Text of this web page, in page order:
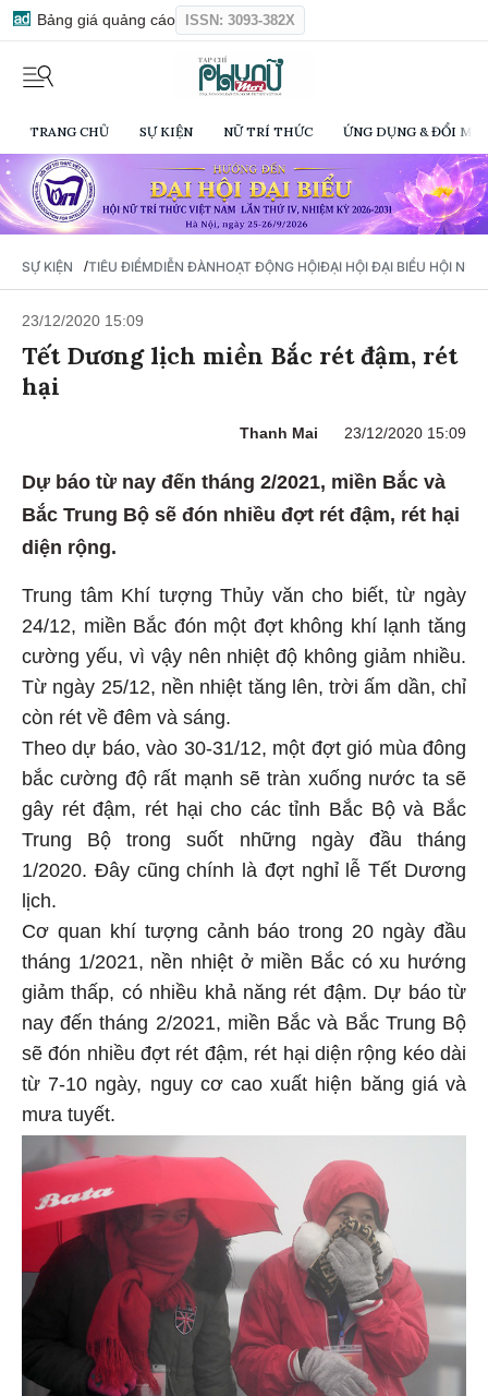
Bảng giá quảng cáo ISSN: 3093-382X
TRANG CHỦ SỰ KIỆN NỮ TRÍ THỨC ỨNG DỤNG & ĐỔI
SỰ KIỆN /TIÊU ĐIỂMDIỄN ĐÀNHOẠT ĐỘNG HỘIĐẠI HỘI ĐẠI BIỂU HỘI NỮ
23/12/2020 15:09
Tết Dương lịch miền Bắc rét đậm, rét
hại
Thanh Mai 23/12/2020 15:09
Dự báo từ nay đến tháng 2/2021, miền Bắc và
Bắc Trung Bộ sẽ đón nhiều đợt rét đậm, rét hại
diện rộng.
Trung tâm Khí tượng Thủy văn cho biết, từ ngày
24/12, miền Bắc đón một đợt không khí lạnh tăng
cường yếu, vì vậy nên nhiệt độ không giảm nhiều.
Từ ngày 25/12, nền nhiệt tăng lên, trời ấm dần, chỉ
còn rét về đêm và sáng.
Theo dự báo, vào 30-31/12, một đợt gió mùa đông
bắc cường độ rất mạnh sẽ tràn xuống nước ta sẽ
gây rét đậm, rét hại cho các tỉnh Bắc Bộ và Bắc
Trung Bộ trong suốt những ngày đầu tháng
1/2020. Đây cũng chính là đợt nghỉ lễ Tết Dương
lịch.
Cơ quan khí tượng cảnh báo trong 20 ngày đầu
tháng 1/2021, nền nhiệt ở miền Bắc có xu hướng
giảm thấp, có nhiều khả năng rét đậm. Dự báo từ
nay đến tháng 2/2021, miền Bắc và Bắc Trung Bộ
sẽ đón nhiều đợt rét đậm, rét hại diện rộng kéo dài
từ 7-10 ngày, nguy cơ cao xuất hiện băng giá và
mưa tuyết.